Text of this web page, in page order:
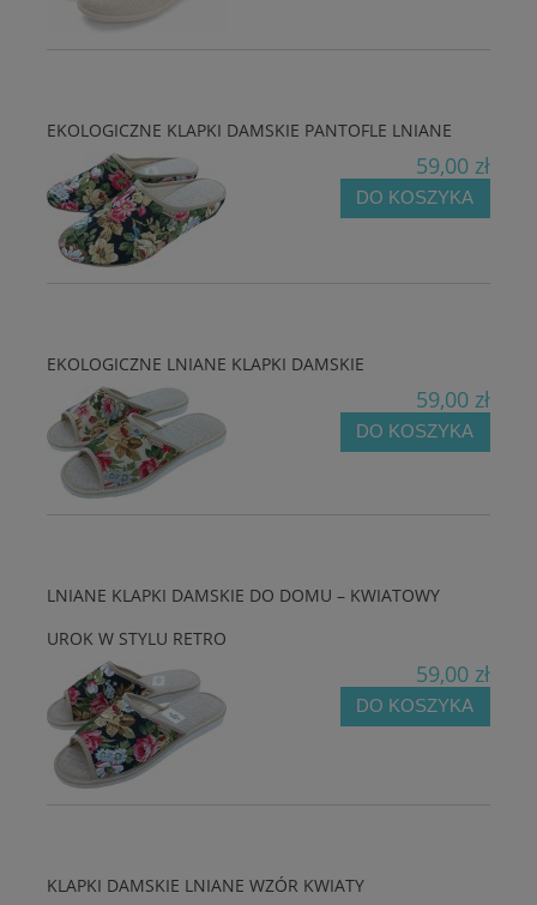
EKOLOGICZNE KLAPKI DAMSKIE PANTOFLE LNIANE
59,00 zł
DO KOSZYKA
EKOLOGICZNE LNIANE KLAPKI DAMSKIE
59,00 zł
DO KOSZYKA
LNIANE KLAPKI DAMSKIE DO DOMU – KWIATOWY
UROK W STYLU RETRO
59,00 zł
DO KOSZYKA
KLAPKI DAMSKIE LNIANE WZÓR KWIATY